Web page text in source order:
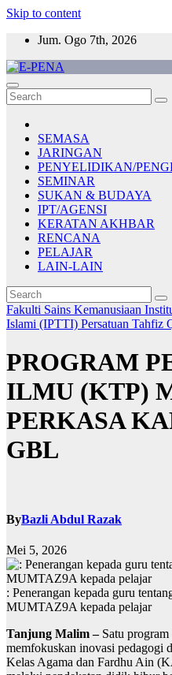
Skip to content
Jum. Ogo 7th, 2026
E-PENA
Berita Digital Terkini
SEMASA
JARINGAN
PENYELIDIKAN/
SEMINAR
SUKAN & BUDAYA
IPT/AGENSI
KERATAN AKHBAR
RENCANA
PELAJAR
LAIN-LAIN
Fakulti Sains Kemanusiaan
Islami (IPTTI) Persatuan Tahfiz
PROGRAM
ILMU (KTP)
PERKASA
GBL
ByBazli Abdul Razak
Mei 5, 2026
: Penerangan kepada guru
MUMTAZ9A kepada pelajar
Tanjung Malim –Satu
memfokuskan inovasi pedagogi
Kelas Agama dan Fardhu Ain